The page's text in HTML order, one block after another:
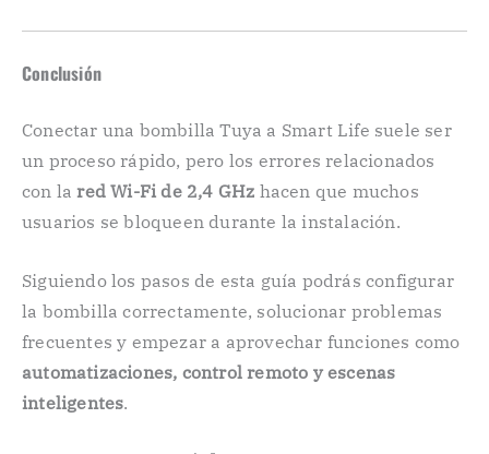
Conclusión
Conectar una bombilla Tuya a Smart Life suele ser
un proceso rápido, pero los errores relacionados
con lared Wi-Fi de 2,4 GHz hacen que muchos
usuarios se bloqueen durante la instalación.
Siguiendo los pasos de esta guía podrás configurar
la bombilla correctamente, solucionar problemas
frecuentes y empezar a aprovechar funciones como
automatizaciones, control remoto y escenas
inteligentes.